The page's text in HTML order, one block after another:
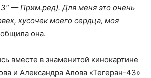
— Прим.ред). Для меня это очень
кусочек моего сердца, моя
она.
вместе в знаменитой кинокартине
и Александра Алова «Тегеран-43»